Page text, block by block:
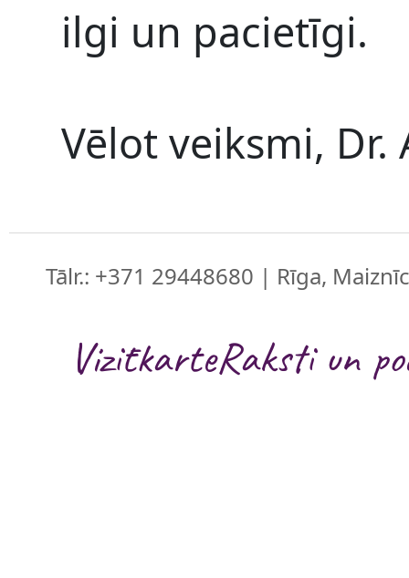
ilgi un pacietīgi.
Vēlot veiksmi, Dr.
Tālr.: +371 29448680 | Rīga,
VizītkarteRaksti un